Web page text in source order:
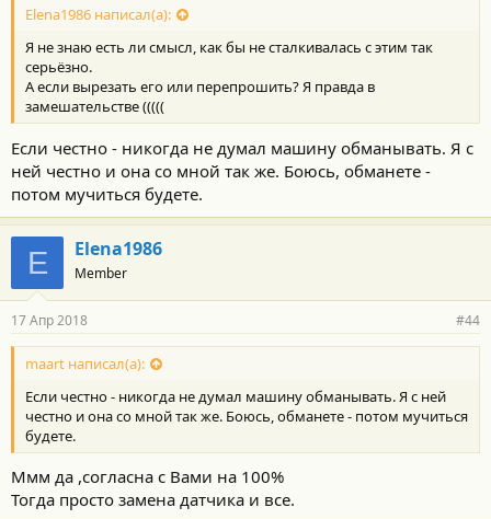
Elena1986 написал(а):
Я не знаю есть ли смысл, как бы не сталкивалась с этим так
серьёзно.
А если вырезать его или перепрошить? Я правда в
замешательстве (((((
Если честно - никогда не думал машину обманывать. Я с
ней честно и она со мной так же. Боюсь, обманете -
потом мучиться будете.
E Elena1986
Member
17 Апр 2018 #44
maart написал(а):
Если честно - никогда не думал машину обманывать. Я с ней
честно и она со мной так же. Боюсь, обманете - потом мучиться
будете.
Ммм да ,согласна с Вами на 100%
Тогда просто замена датчика и все.